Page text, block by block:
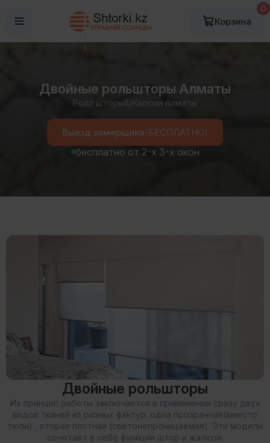
0
Корзина
Двойные рольшторы Алматы
Ролл шторы&Жалюзи Алматы
Выезд замерщика(БЕСПЛАТНО)
бесплатно от 2-х 3-х окон
Двойные рольшторы
Их принцип работы заключается в применении сразу двух
видов тканей из разных фактур: одна прозрачная(вместо
тюли) , вторая плотная (светонепроницаемая). Эти модели
сочетает в себе функции штор и жалюзи.